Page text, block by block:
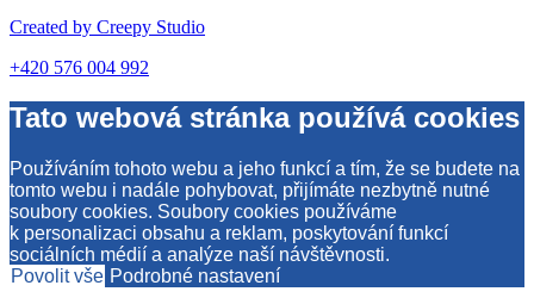
Created by Creepy Studio
+420 576 004 992
Tato webová stránka používá cookies
Používáním tohoto webu a jeho funkcí a tím, že se budete na
tomto webu i nadále pohybovat, přijímáte nezbytně nutné
soubory cookies. Soubory cookies používáme
k personalizaci obsahu a reklam, poskytování funkcí
sociálních médií a analýze naší návštěvnosti.
Povolit vše Podrobné nastavení